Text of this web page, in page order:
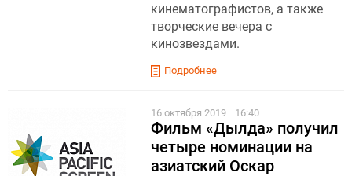
кинематографистов, а также
творческие вечера с
кинозвездами.
Подробнее
16 октября 2019 16:40
Фильм «Дылда» получил
четыре номинации на
азиатский Оскар